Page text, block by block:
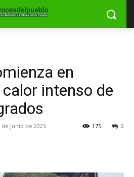
en
intenso de
de junio de 2025 0
175